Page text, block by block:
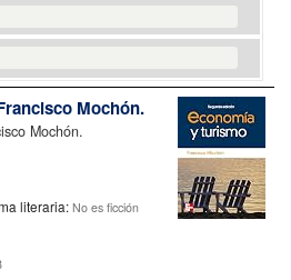
Mochón.
Mochón.
literaria:No es ficción